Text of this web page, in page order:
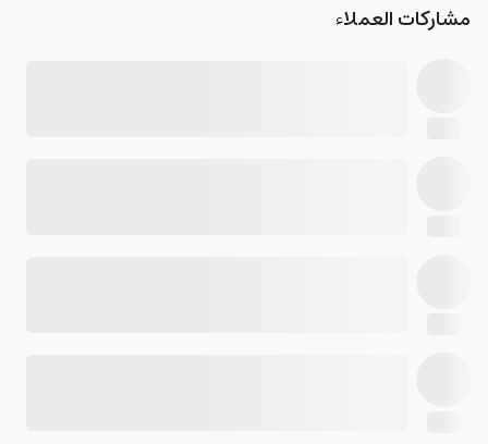
مشاركات العملاء